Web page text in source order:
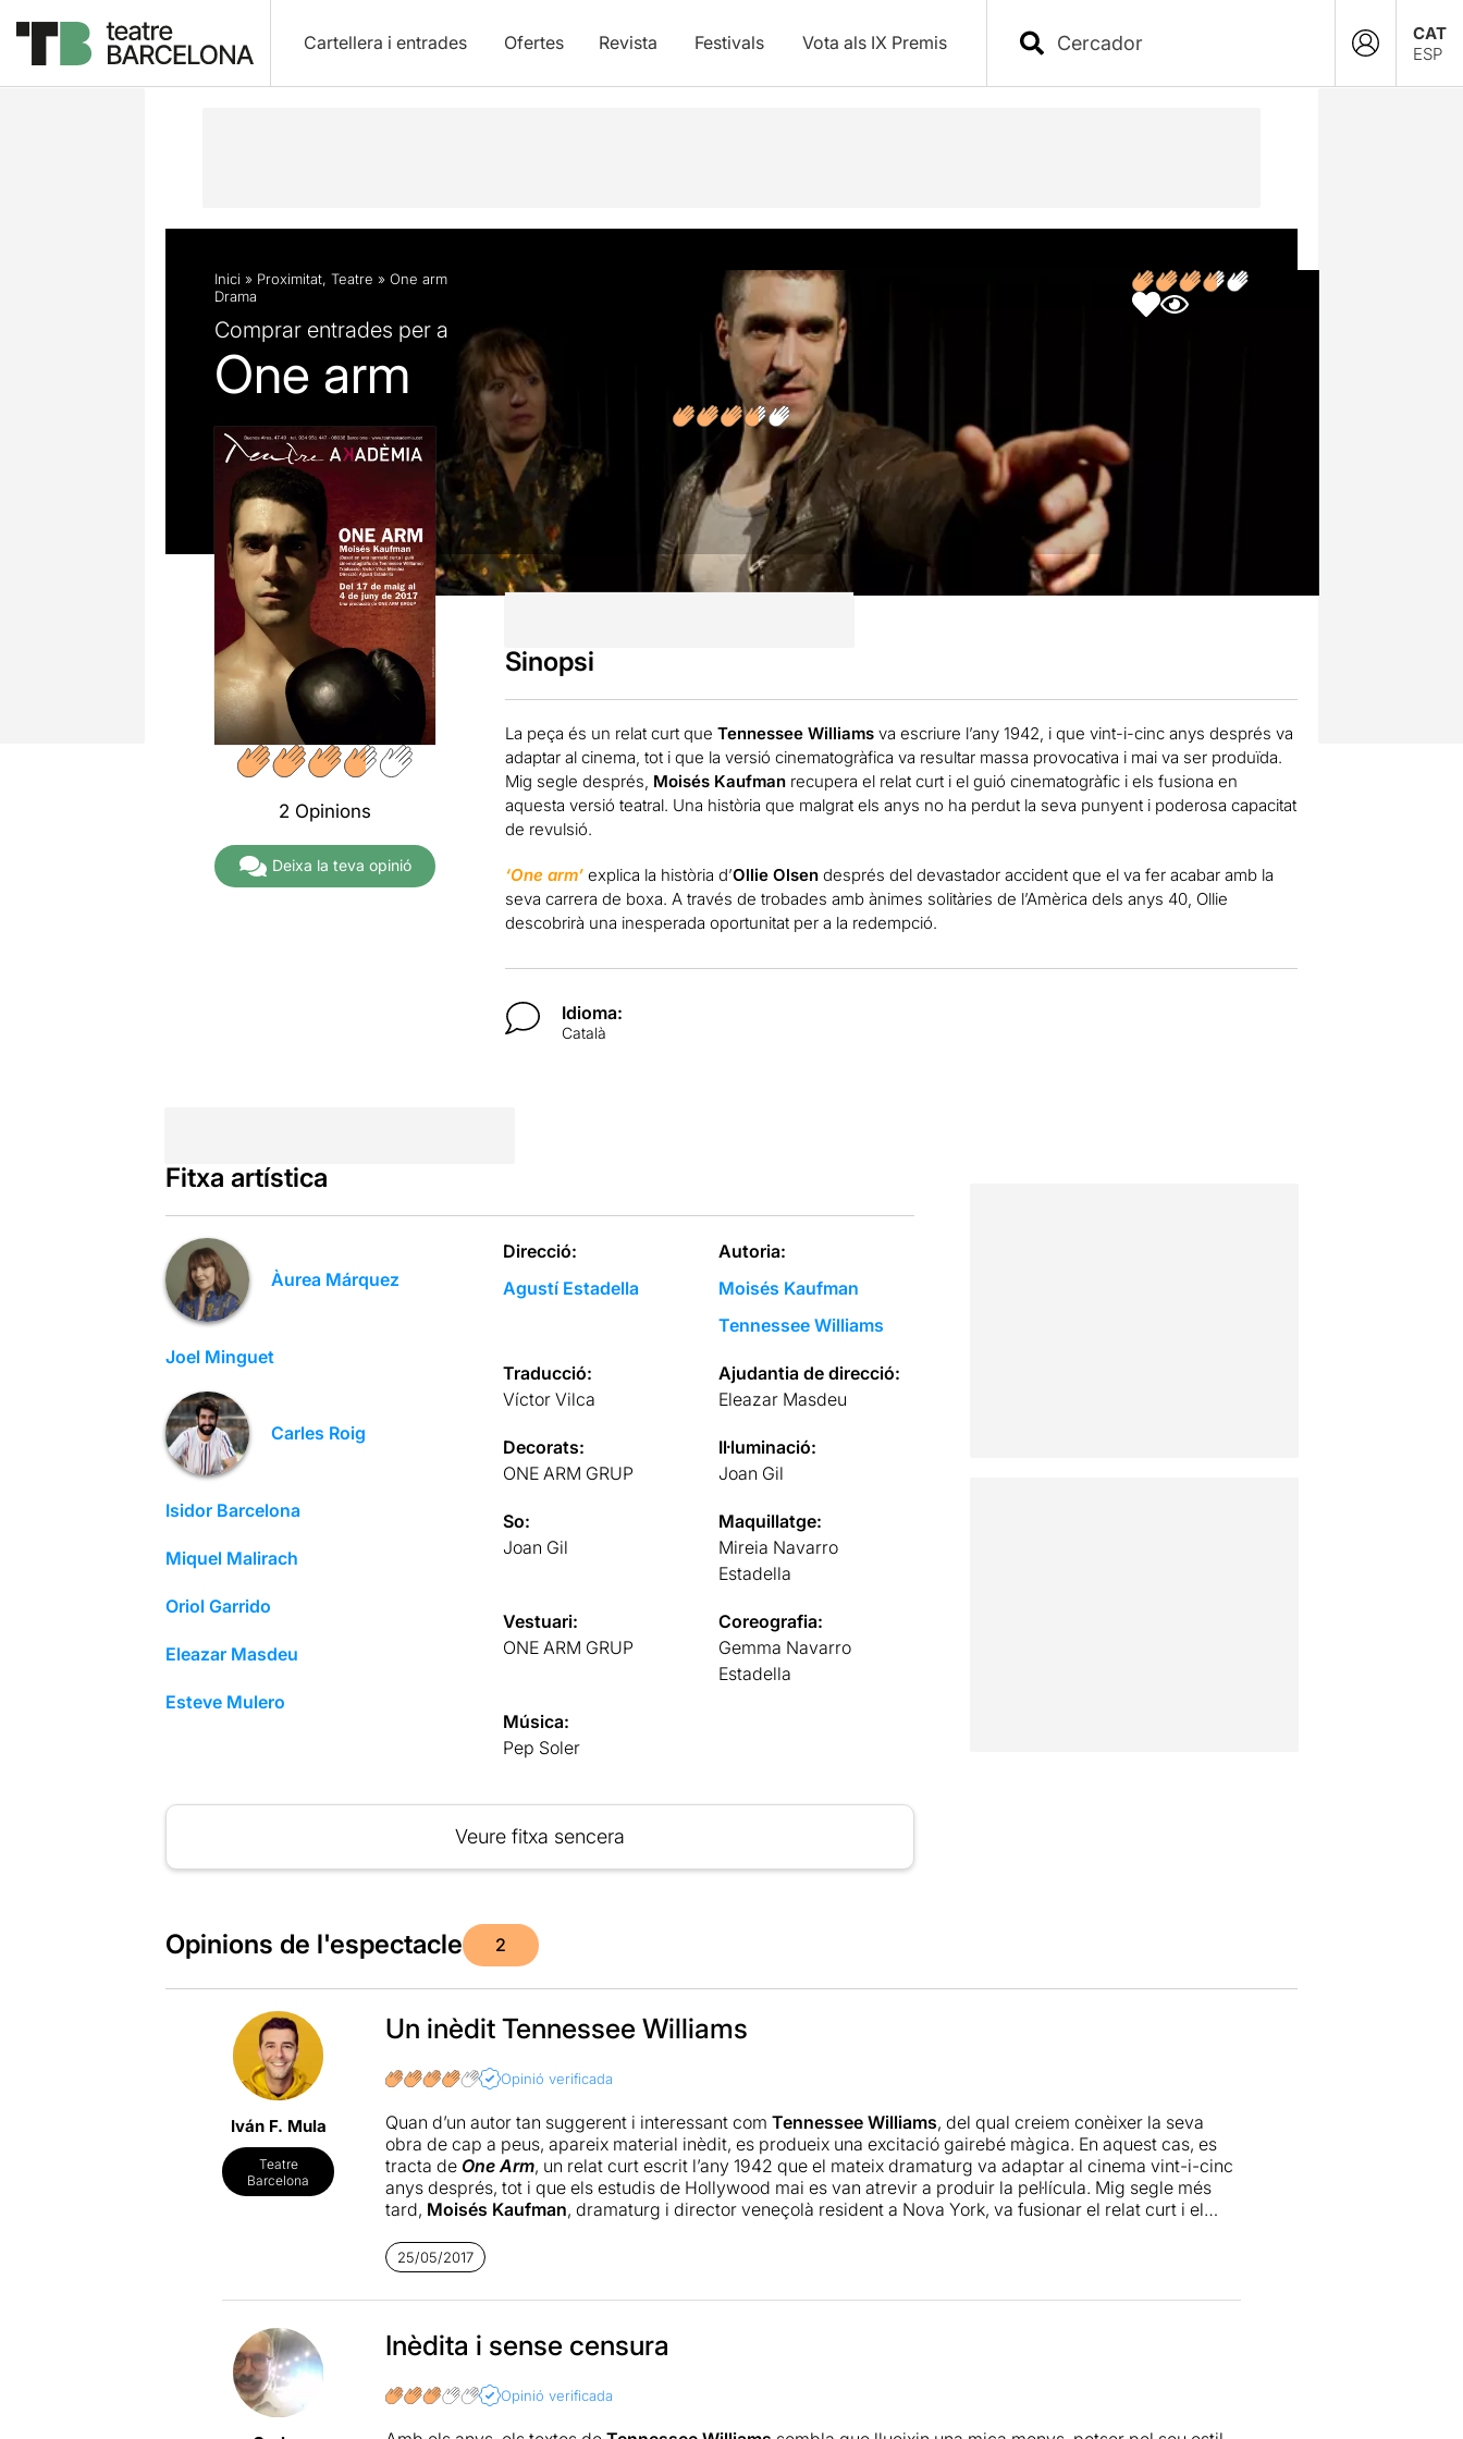
Cartellera i entrades Ofertes Revista Festivals Vota als IX Premis
CAT
ESP
Descripció Fitxa artística Opinions
Inici » Proximitat, Teatre » One arm
Drama
Comprar entrades per a
One arm
2 Opinions
Deixa la teva opinió
Sinopsi
La peça és un relat curt que Tennessee Williamsva escriure l’any 1942, i que vint-i-cinc anys després va
adaptar al cinema, tot i que la versió cinematogràfica va resultar massa provocativa i mai va ser produïda.
Mig segle després, Moisés Kaufmanrecupera el relat curt i el guió cinematogràfic i els fusiona en
aquesta versió teatral. Una història que malgrat els anys no ha perdut la seva punyent i poderosa capacitat
de revulsió.
‘One arm’explica la història d’Ollie Olsendesprés del devastador accident que el va fer acabar amb la
seva carrera de boxa. A través de trobades amb ànimes solitàries de l’Amèrica dels anys 40, Ollie
descobrirà una inesperada oportunitat per a la redempció.
Idioma:
Català
Fitxa artística
Àurea Márquez
Joel Minguet
Carles Roig
Isidor Barcelona
Miquel Malirach
Oriol Garrido
Eleazar Masdeu
Esteve Mulero
Direcció:
Agustí Estadella
Autoria:
Moisés Kaufman
Tennessee Williams
Traducció:
Víctor Vilca
Ajudantia de direcció:
Eleazar Masdeu
Decorats:
ONE ARM GRUP
Il·luminació:
Joan Gil
So:
Joan Gil
Maquillatge:
Mireia Navarro
Estadella
Vestuari:
ONE ARM GRUP
Coreografia:
Gemma Navarro
Estadella
Música:
Pep Soler
Veure fitxa sencera
Opinions de l'espectacle 2
Iván F. Mula
Teatre
Barcelona
Un inèdit Tennessee Williams
Opinió verificada
Quan d’un autor tan suggerent i interessant com Tennessee Williams, del qual creiem conèixer la seva
obra de cap a peus, apareix material inèdit, es produeix una excitació gairebé màgica. En aquest cas, es
tracta de One Arm, un relat curt escrit l’any 1942 que el mateix dramaturg va adaptar al cinema vint-i-cinc
anys després, tot i que els estudis de Hollywood mai es van atrevir a produir la pel·lícula. Mig segle més
tard, Moisés Kaufman, dramaturg i director veneçolà resident a Nova York, va fusionar el relat curt i el
molta habilitat i gran encert.
Amb un repartiment ample i variat per tractar-se d’una producció petita, l’espectacle resol amb agilitat i
més destacable de la proposta és la seva capacitat de trobar el difícil equilibri que necessita l’atreviment
deWilliams. Sense caure en la provocació ni en el puritanisme, ofereix una visió propera i emotiva de la
trista història d’aquest boxejador caigut en desgràcia. Potser caldria rodar més el muntatge per acabar
d’aconseguir que les interpretacions tinguin més homogeneïtat i siguin del tot creïbles ja que, en alguns
25/05/2017
Inèdita i sense censura
Opinió verificada